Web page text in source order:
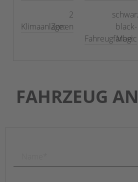
Klimaanlage:
2
Zonen
Fahreugfarbe:
black-
Magic
FAHRZEUG